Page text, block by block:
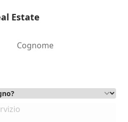
Estate